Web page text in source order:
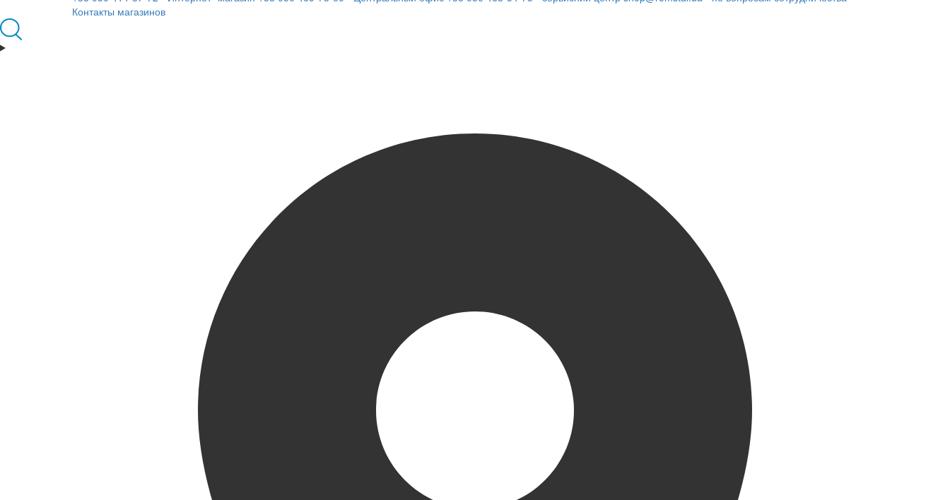
Контакты магазинов